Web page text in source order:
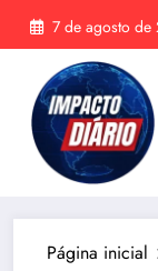
Pular
para
conteúdo
7 de agosto de
Página inicial